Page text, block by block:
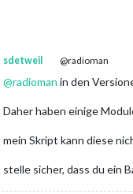
sdetweil @radioman
@radioman in den
Daher haben einige
mein Skript kann diese
stelle sicher, dass du ein